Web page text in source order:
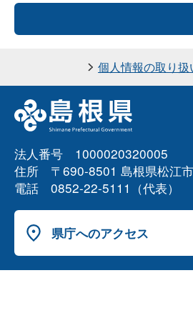
個人情報の取り扱
法人番号 1000020320005
住所 〒690-8501 島根県松江
電話 0852-22-5111（代表）
県庁へのアクセス